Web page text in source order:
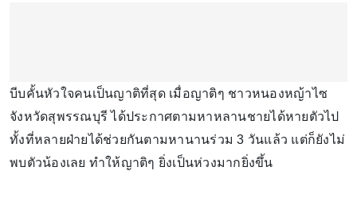
บีบคั้นหัวใจคนเป็นญาติที่สุด เมื่อญาติๆ ชาวหนองหญ้าไซ
จังหวัดสุพรรณบุรี ได้ประกาศตามหาหลานชายได้หายตัวไป
ทั้งที่หลายฝ่ายได้ช่วยกันตามหานานร่วม 3 วันแล้ว แต่ก็ยังไม่
พบตัวน้องเลย ทำให้ญาติๆ ยิ่งเป็นห่วงมากยิ่งขึ้น